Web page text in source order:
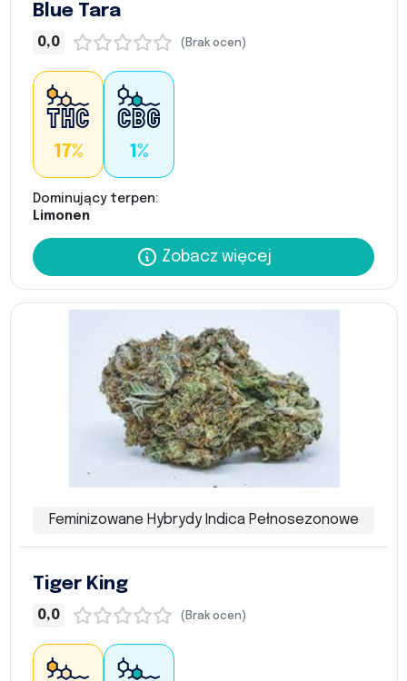
Blue Tara
0,0 (Brak ocen)
17% 1%
Dominujący terpen:
Limonen
Zobacz więcej
Feminizowane Hybrydy Indica Pełnosezonowe
Tiger King
0,0 (Brak ocen)